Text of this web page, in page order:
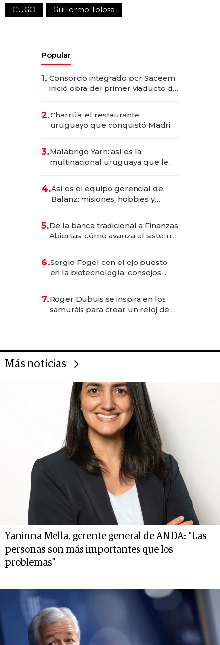
CUGO Guillermo Tolosa
Popular
1. Consorcio integrado por Saceem
inició obra del primer viaducto de
millones
2.Charrúa, el restaurante
uruguayo que conquistó Madrid:
anticipación y prepara apertura
3.Malabrigo Yarn: así es la
multinacional uruguaya que le
4.Así es el equipo gerencial de
Balanz: misiones, hobbies y
5.De la banca tradicional a Finanzas
Abiertas: cómo avanza el sistema
6.Sergio Fogel con el ojo puesto
en la biotecnología: consejos
rol de la IA
7.Roger Dubuis se inspira en los
samuráis para crear un reloj de
Más noticias
Yaninna Mella, gerente general de ANDA: “Las
personas son más importantes que los
problemas”